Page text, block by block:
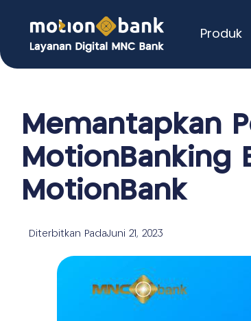
Produk
Memantapkan
MotionBanking
MotionBank
Diterbitkan PadaJuni 21, 2023